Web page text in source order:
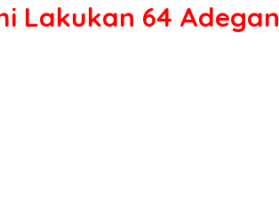
Lakukan 64 Adegan